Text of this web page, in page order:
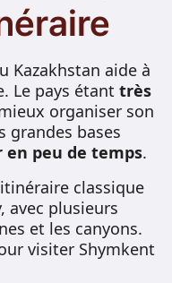
Kazakhstan aide à
Le pays étant très
organiser son
grandes bases
peu de temps.
classique
avec plusieurs
et les canyons.
visiter Shymkent